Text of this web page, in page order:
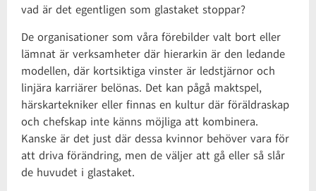
vad är det egentligen som glastaket stoppar?
De organisationer som våra förebilder valt bort eller
lämnat är verksamheter där hierarkin är den ledande
modellen, där kortsiktiga vinster är ledstjärnor och
linjära karriärer belönas. Det kan pågå maktspel,
härskartekniker eller finnas en kultur där föräldraskap
och chefskap inte känns möjliga att kombinera.
Kanske är det just där dessa kvinnor behöver vara för
att driva förändring, men de väljer att gå eller så slår
de huvudet i glastaket.